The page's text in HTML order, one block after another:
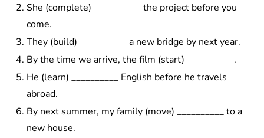
She (complete) __________ the project before you
come.
They (build) __________ a new bridge by next year.
By the time we arrive, the film (start) __________.
He (learn) __________ English before he travels
abroad.
By next summer, my family (move) __________ to a
new house.